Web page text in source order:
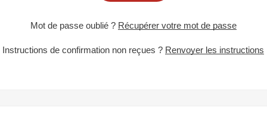
Mot de passe oublié ? Récupérer votre mot de passe
Instructions de confirmation non reçues ? Renvoyer les instructions